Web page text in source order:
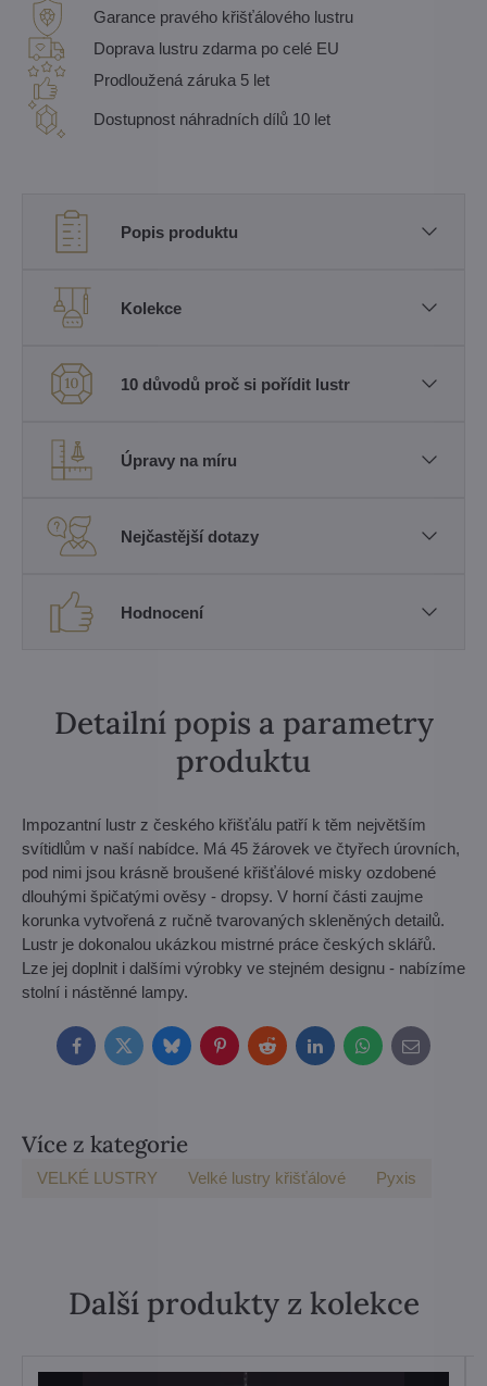
Garance pravého křišťálového lustru
Doprava lustru zdarma po celé EU
Prodloužená záruka 5 let
Dostupnost náhradních dílů 10 let
Popis produktu
Kolekce
10 důvodů proč si pořídit lustr
Úpravy na míru
Nejčastější dotazy
Hodnocení
Detailní popis a parametry
produktu
Impozantní lustr z českého křišťálu patří k těm největším
svítidlům v naší nabídce. Má 45 žárovek ve čtyřech úrovních,
pod nimi jsou krásně broušené křišťálové misky ozdobené
dlouhými špičatými ověsy - dropsy. V horní části zaujme
korunka vytvořená z ručně tvarovaných skleněných detailů.
Lustr je dokonalou ukázkou mistrné práce českých sklářů.
Lze jej doplnit i dalšími výrobky ve stejném designu - nabízíme
stolní i nástěnné lampy.
FacebookTwitterBlueskyPinterestRedditLinkedInWhatsApp
E-
mail
Více z kategorie
VELKÉ LUSTRY Velké lustry křišťálové Pyxis
Další produkty z kolekce